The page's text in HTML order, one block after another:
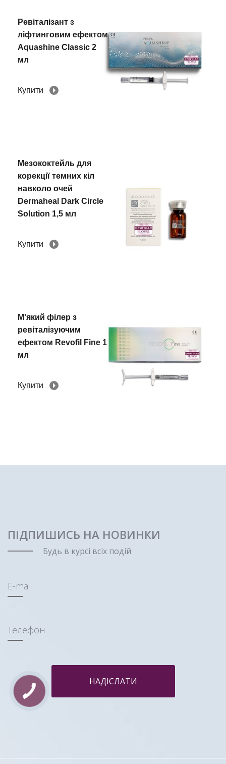
Ревіталізант з
ліфтинговим ефектом
Aquashine Classic 2
мл
Купити
Мезококтейль для
корекції темних кіл
навколо очей
Dermaheal Dark Circle
Solution 1,5 мл
Купити
М'який філер з
ревіталізуючим
ефектом Revofil Fine 1
мл
Купити
ПІДПИШИСЬ НА НОВИНКИ
Будь в курсі всіх подій
E-mail
Телефон
НАДІСЛАТИ